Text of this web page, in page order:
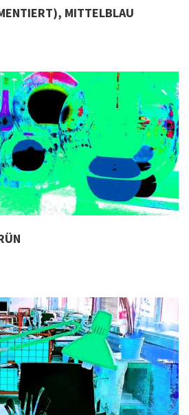
MITTELBLAU